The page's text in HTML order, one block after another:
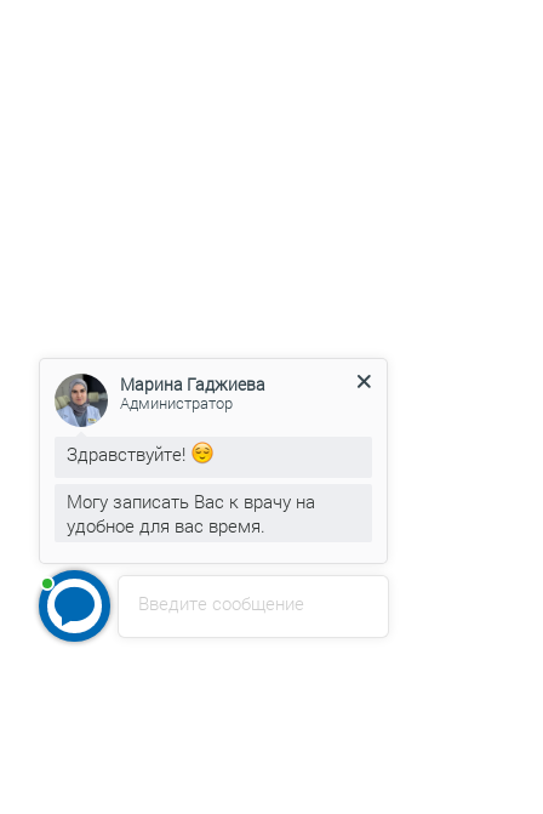
Введите сообщение
Марина Гаджиева
Администратор
Здравствуйте!
Могу записать Вас к врачу на
удобное для вас время.